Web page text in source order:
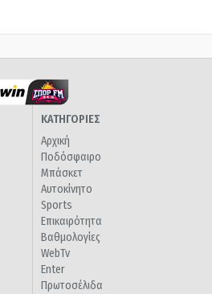
ΚΑΤΗΓΟΡΙΕΣ
Αρχική
Ποδόσφαιρο
Μπάσκετ
Αυτοκίνητο
Sports
Επικαιρότητα
Βαθμολογίες
WebTv
Enter
Πρωτοσέλιδα